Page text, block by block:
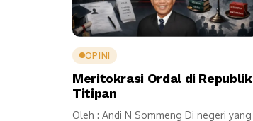
OPINI
Meritokrasi Ordal di Republik
Titipan
Oleh : Andi N Sommeng Di negeri yang